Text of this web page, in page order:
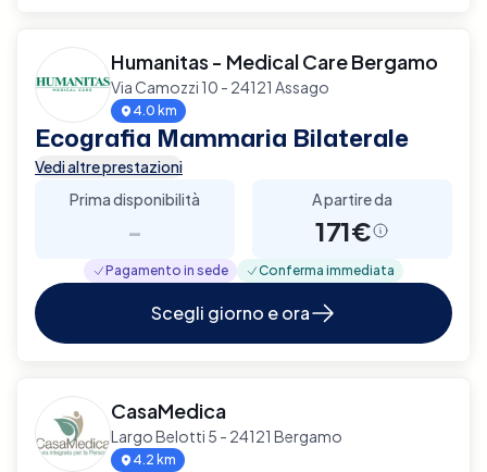
Humanitas - Medical Care Bergamo
Via Camozzi 10 - 24121 Assago
4.0 km
Ecografia Mammaria Bilaterale
Vedi altre prestazioni
Prima disponibilità
-
A partire da
171€
Pagamento in sede Conferma immediata
Scegli giorno e ora
CasaMedica
Largo Belotti 5 - 24121 Bergamo
4.2 km